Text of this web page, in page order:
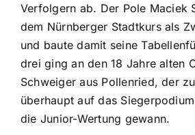
Verfolgern ab. Der Pole Maciek
dem Nürnberger Stadtkurs als
und baute damit seine
drei ging an den 18 Jahre alten
Schweiger aus Pollenried, der
überhaupt auf das
die Junior-Wertung gewann.